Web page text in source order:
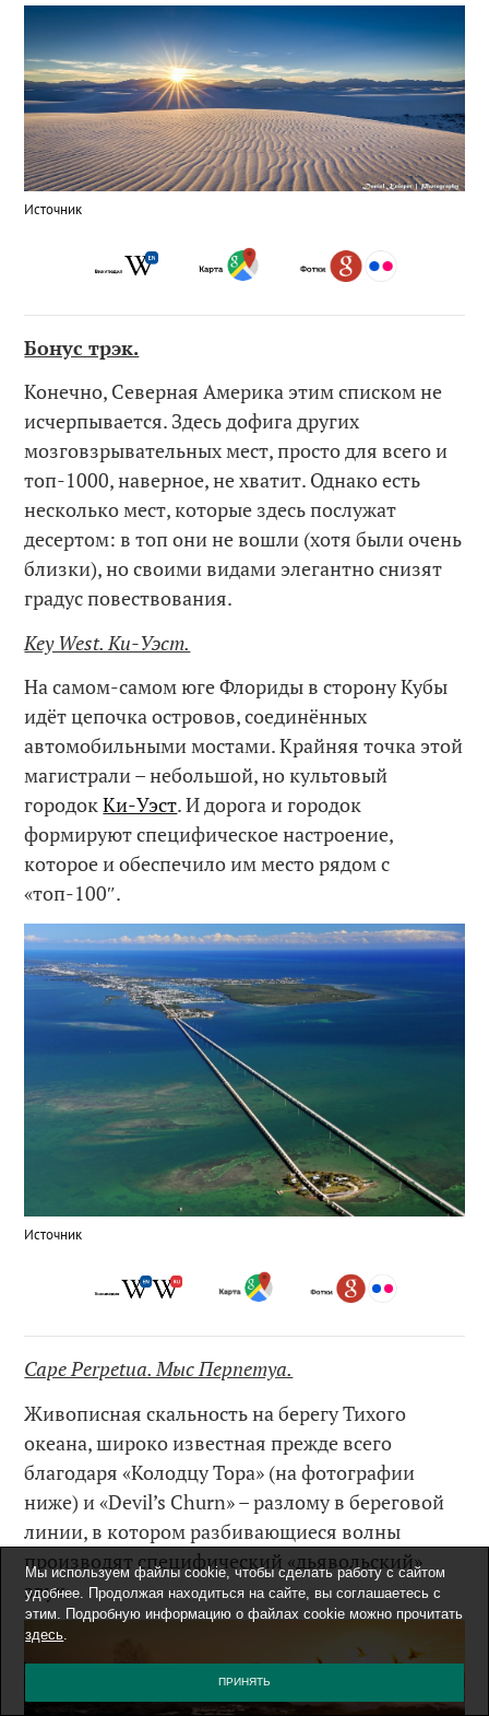
Источник
Бонус трэк.
Конечно, Северная Америка этим списком не
исчерпывается. Здесь дофига других
мозговзрывательных мест, просто для всего и
топ-1000, наверное, не хватит. Однако есть
несколько мест, которые здесь послужат
десертом: в топ они не вошли (хотя были очень
близки), но своими видами элегантно снизят
градус повествования.
Key West. Ки-Уэст.
На самом-самом юге Флориды в сторону Кубы
идёт цепочка островов, соединённых
автомобильными мостами. Крайняя точка этой
магистрали – небольшой, но культовый
городокКи-Уэст. И дорога и городок
формируют специфическое настроение,
которое и обеспечило им место рядом с
«топ-100″.
Источник
Cape Perpetua. Мыс Перпетуа.
Живописная скальность на берегу Тихого
океана, широко известная прежде всего
благодаря «Колодцу Тора» (на фотографии
ниже) и «Devil’s Churn» – разлому в береговой
линии, в котором разбивающиеся волны
производят специфический «дьявольский»
звук.
Мы используем файлы cookie, чтобы сделать работу с сайтом
удобнее. Продолжая находиться на сайте, вы соглашаетесь с
этим. Подробную информацию о файлах cookie можно прочитать
здесь.
ПРИНЯТЬ